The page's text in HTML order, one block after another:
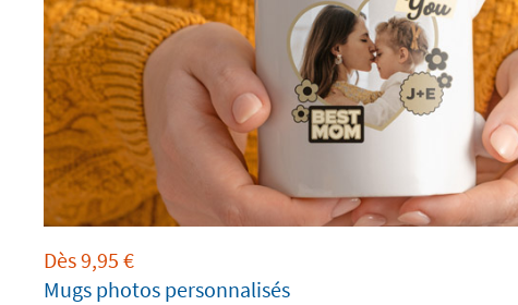
Dès9,95 €
Mugs photos personnalisés